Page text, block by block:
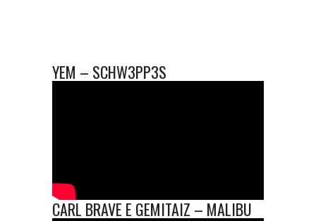
YEM – SCHW3PP3S
CARL BRAVE E GEMITAIZ – MALIBU